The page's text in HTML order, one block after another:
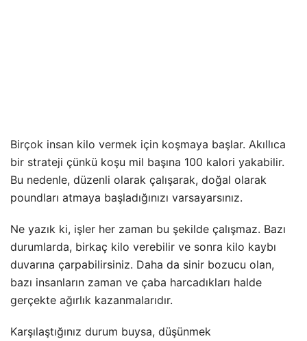
Birçok insan kilo vermek için koşmaya başlar. Akıllıca
bir strateji çünkü koşu mil başına 100 kalori yakabilir.
Bu nedenle, düzenli olarak çalışarak, doğal olarak
poundları atmaya başladığınızı varsayarsınız.
Ne yazık ki, işler her zaman bu şekilde çalışmaz. Bazı
durumlarda, birkaç kilo verebilir ve sonra kilo kaybı
duvarına çarpabilirsiniz. Daha da sinir bozucu olan,
bazı insanların zaman ve çaba harcadıkları halde
gerçekte ağırlık kazanmalarıdır.
Karşılaştığınız durum buysa, düşünmek